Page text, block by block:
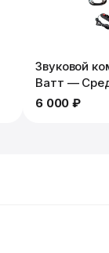
Звуковой
Ватт —
6 000 ₽